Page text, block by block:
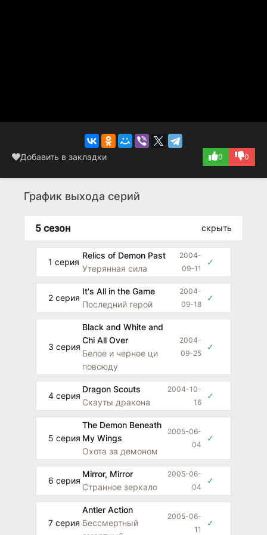
Добавить в закладки 0 0
График выхода серий
5 сезон скрыть
1 серия
Relics of Demon Past
Утерянная сила
2004-
09-11
✓
2 серия
It's All in the Game
Последний герой
2004-
09-18
✓
3 серия
Black and White and
Chi All Over
Белое и черное ци
повсюду
2004-
09-25
✓
4 серия
Dragon Scouts
Скауты дракона
2004-10-
16
✓
5 серия
The Demon Beneath
My Wings
Охота за демоном
2005-06-
04
✓
6 серия
Mirror, Mirror
Странное зеркало
2005-06-
04
✓
7 серия
Antler Action
Бессмертный
2005-06-
11
✓